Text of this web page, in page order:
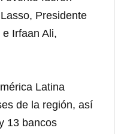
Presidente
Irfaan Ali,
Latina
de la región, así
13 bancos